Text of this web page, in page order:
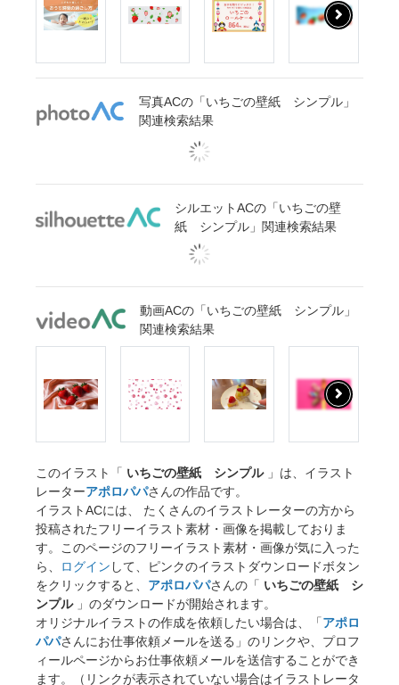
写真ACの「いちごの壁紙 シンプル」
関連検索結果
シルエットACの「いちごの壁
紙 シンプル」関連検索結果
動画ACの「いちごの壁紙 シンプル」
関連検索結果
このイラスト「 いちごの壁紙 シンプル」は、イラスト
レーターアポロパパさんの作品です。
イラストACには、 たくさんのイラストレーターの方から
投稿されたフリーイラスト素材・画像を掲載しておりま
す。このページのフリーイラスト素材・画像が気に入った
ら、
ログイン して、ピンクのイラストダウンロードボタン
をクリックすると、 アポロパパさんの「 いちごの壁紙 シ
ンプル」のダウンロードが開始されます。
オリジナルイラストの作成を依頼したい場合は、「アポロ
パパさんにお仕事依頼メールを送る」のリンクや、プロフ
ィールページからお仕事依頼メールを送信することができ
ます。（リンクが表示されていない場合はイラストレータ